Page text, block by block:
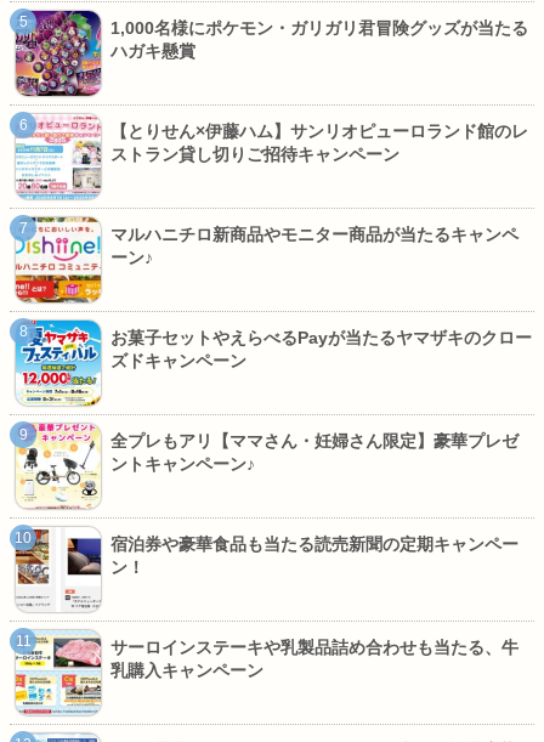
1,000名様にポケモン・ガリガリ君冒険グッズが当たる
ハガキ懸賞
【とりせん×伊藤ハム】サンリオピューロランド館のレ
ストラン貸し切りご招待キャンペーン
マルハニチロ新商品やモニター商品が当たるキャンペ
ーン♪
お菓子セットやえらべるPayが当たるヤマザキのクロー
ズドキャンペーン
全プレもアリ【ママさん・妊婦さん限定】豪華プレゼ
ントキャンペーン♪
宿泊券や豪華食品も当たる読売新聞の定期キャンペー
ン！
サーロインステーキや乳製品詰め合わせも当たる、牛
乳購入キャンペーン